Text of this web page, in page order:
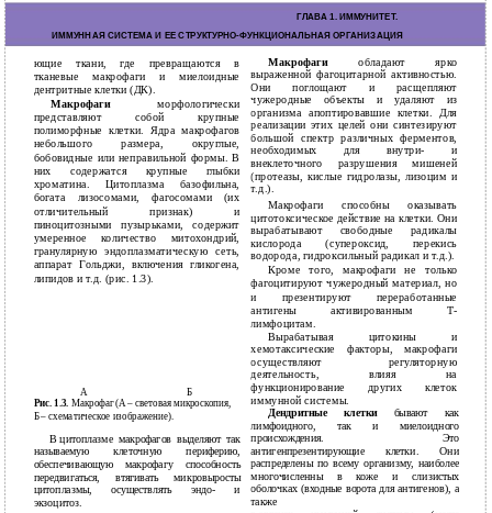
ГЛАВА 1. ИMMУНИТЕТ.
ИММУННАЯ СИСТЕМА И ЕЕ СТРУКТУРНО-ФУНКЦИОНАЛЬНАЯ ОРГАНИЗАЦИЯ
ющие ткани, где превращаются в
тканевые макрофаги и миелоидные
дентритные клетки (ДК).
Макрофагиморфологически
представляют собой крупные
полиморфные клетки. Ядра макрофагов
небольшого размера, округлые,
бобовидные или неправильной формы. В
них содержатся крупные глыбки
хроматина. Цитоплазма базофильна,
богата лизосомами, фагосомами (их
отличительный признак) и
пиноцитозными пузырьками, содержит
умеренное количество митохондрий,
гранулярную эндоплазматическую сеть,
аппарат Гольджи, включения гликогена,
липидов и т.д. (рис. 1.3).
А Б
Рис. 1.3. Макрофаг (А – световая микроскопия,
Б – схематическое изображение).
В цитоплазме макрофагов выделяют так
называемую клеточную периферию,
обеспечивающую макрофагу способность
передвигаться, втягивать микровыросты
цитоплазмы, осуществлять эндо- и
экзоцитоз.
Макрофагиобладают ярко
выраженной фагоцитарной активностью.
Они поглощают и расщепляют
чужеродные объекты и удаляют из
организма апоптировавшие клетки. Для
реализации этих целей они синтезируют
большой спектр различных ферментов,
необходимых для внутри- и
внеклеточного разрушения мишеней
(протеазы, кислые гидролазы, лизоцим и
т.д.).
Макрофаги способны оказывать
цитотоксическое действие на клетки. Они
вырабатывают свободные радикалы
кислорода (супероксид, перекись
водорода, гидроксильный радикал и т.д.).
Кроме того, макрофаги не только
фагоцитируют чужеродный материал, но
и презентируют переработанные
антигены активированным Т-
лимфоцитам.
Вырабатывая цитокины и
хемотаксические факторы, макрофаги
осуществляют регуляторную
деятельность, влияя на
функционирование других клеток
иммунной системы.
Дендритные клетки бывают как
лимфоидного, так и миелоидного
происхождения. Это
антигенпрезентирующие клетки. Они
распределены по всему организму, наиболее
многочисленны в коже и слизистых
оболочках (входные ворота для антигенов), а
также